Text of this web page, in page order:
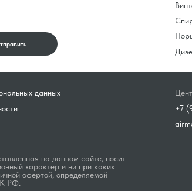
на данном сайте, носит
характер и ни при каких
офертой, определяемой
РФ.
данных
+7